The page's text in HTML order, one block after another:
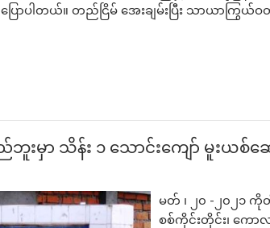
ါတယ်။ တည်ငြိမ် အေးချမ်းပြီး သာယာကြွယ်ဝ
မှာ သိန်း ၁ သောင်းကျော် မူးယစ်ဆ
မတ် ၊ ၂၀ -၂၀၂၁ ကိုတို
စစ်ကိုင်းတိုင်း၊ ကော